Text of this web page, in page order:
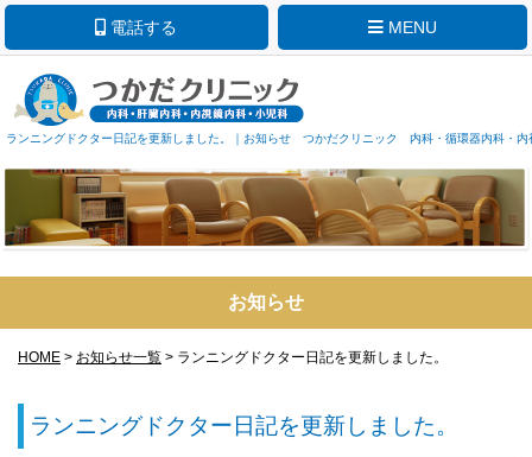
電話する MENU
ランニングドクター日記を更新しました。｜お知らせ つかだクリニック 内科・循環器内科・内
お知らせ
HOME > お知らせ一覧 > ランニングドクター日記を更新しました。
ランニングドクター日記を更新しました。